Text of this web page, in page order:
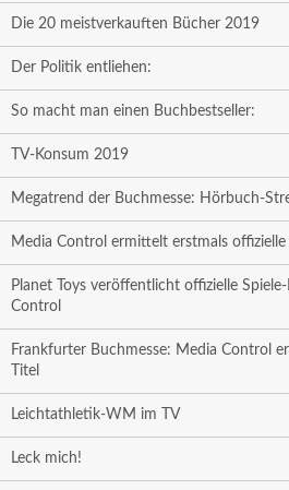
Die 20 meistverkauften Bücher 2019
Der Politik entliehen:
So macht man einen Buchbestseller:
TV-Konsum 2019
Megatrend der Buchmesse: Hörbuch-
Media Control ermittelt erstmals
Planet Toys veröffentlicht offizielle
Control
Frankfurter Buchmesse: Media Control
Titel
Leichtathletik-WM im TV
Leck mich!